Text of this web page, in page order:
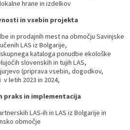
hrane in izdelkov
in vsebin projekta
in prodajnih mest na območju Savinjske
LAS iz Bolgarije,
kataloga ponudbe ekološke
slovenskih in tujih LAS,
(priprava vsebin, dogodkov,
letih 2023 in 2024,
praks in implementacija
LAS-ih in LAS iz Bolgarije in
območje